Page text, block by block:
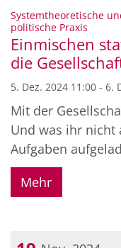
Datum: 5.
Systemtheoretische
politische Praxis
Einmischen
die
5. Dez. 2024 11:00 - 6.
Mit der
Und was ihr nicht
Aufgaben
Mehr